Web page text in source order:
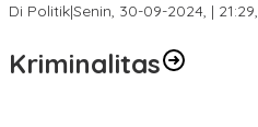
Di Politik|Senin, 30-09-2024, | 21:29,
Kriminalitas